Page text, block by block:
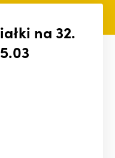
na 32.